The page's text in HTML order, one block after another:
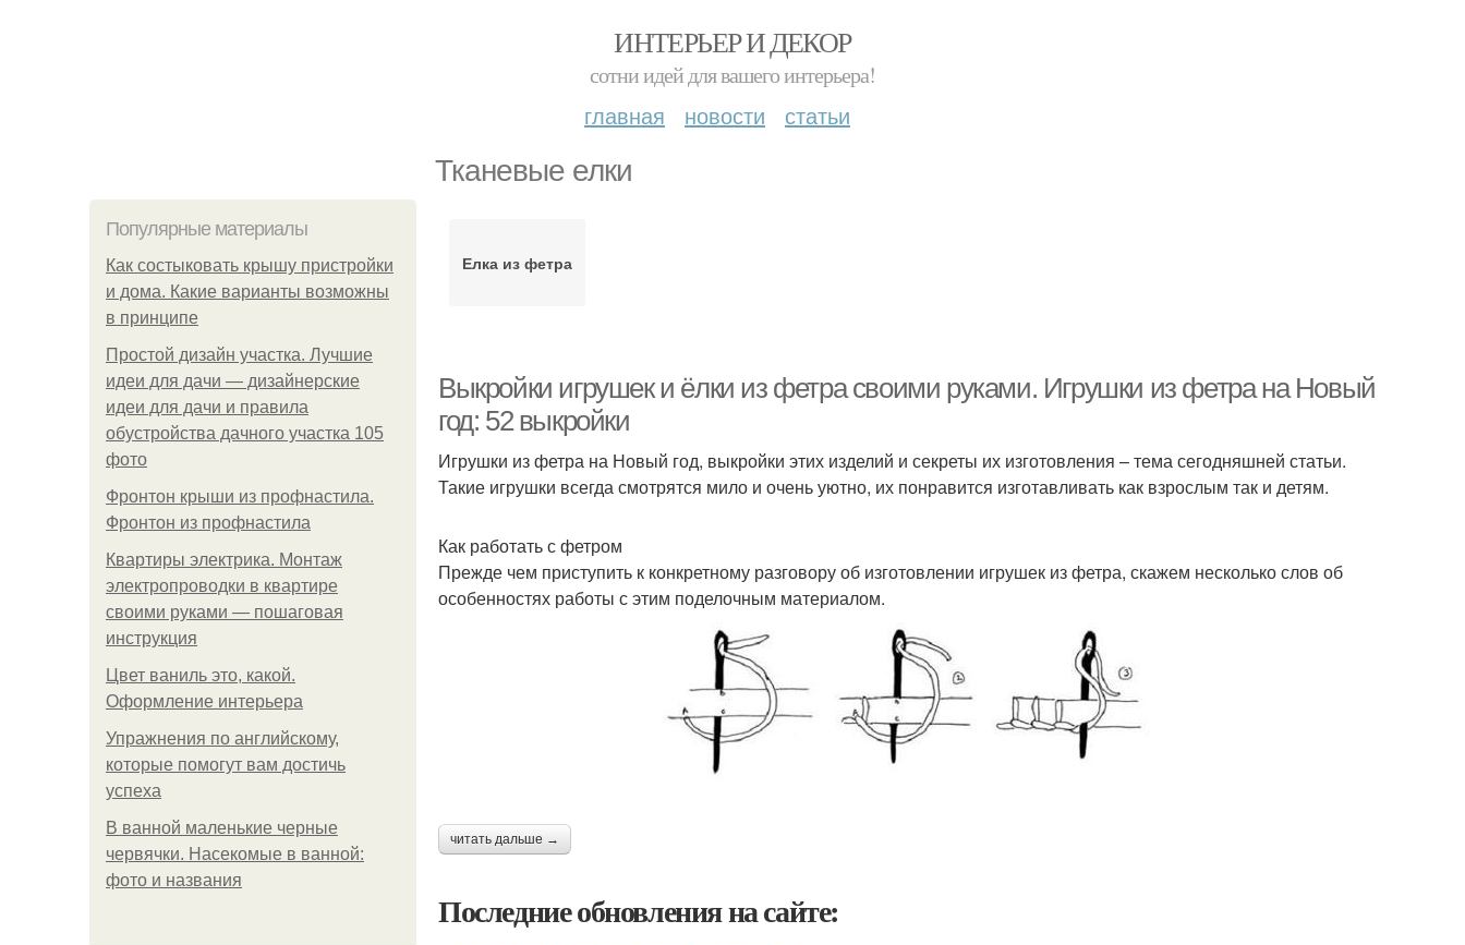
ИНТЕРЬЕР И ДЕКОР
сотни идей для вашего интерьера!
главная новости статьи
Тканевые елки
Популярные материалы
Как состыковать крышу пристройки
и дома. Какие варианты возможны
в принципе
Простой дизайн участка. Лучшие
идеи для дачи — дизайнерские
идеи для дачи и правила
обустройства дачного участка 105
фото
Фронтон крыши из профнастила.
Фронтон из профнастила
Квартиры электрика. Монтаж
электропроводки в квартире
своими руками — пошаговая
инструкция
Цвет ваниль это, какой.
Оформление интерьера
Упражнения по английскому,
которые помогут вам достичь
успеха
В ванной маленькие черные
червячки. Насекомые в ванной:
фото и названия
Елка из фетра
Выкройки игрушек и ёлки из фетра своими руками. Игрушки из фетра на Новый
год: 52 выкройки
Игрушки из фетра на Новый год, выкройки этих изделий и секреты их изготовления – тема сегодняшней статьи.
Такие игрушки всегда смотрятся мило и очень уютно, их понравится изготавливать как взрослым так и детям.
Как работать с фетром
Прежде чем приступить к конкретному разговору об изготовлении игрушек из фетра, скажем несколько слов об
особенностях работы с этим поделочным материалом.
читать дальше →
Последние обновления на сайте: